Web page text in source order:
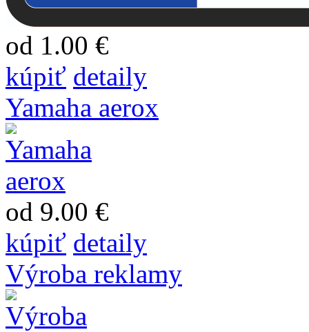
od 1.00 €
kúpiť detaily
Yamaha aerox
od 9.00 €
kúpiť detaily
Výroba reklamy